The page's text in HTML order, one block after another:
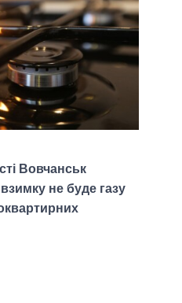
Вовчанськ
взимку не буде газу